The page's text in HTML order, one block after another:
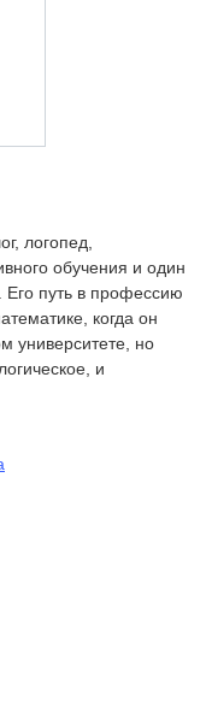
логопед,
обучения и один
путь в профессию
когда он
университете, но
и